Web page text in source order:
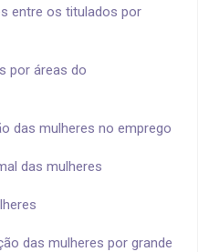
entre os titulados por
por áreas do
das mulheres no emprego
das mulheres
das mulheres por grande